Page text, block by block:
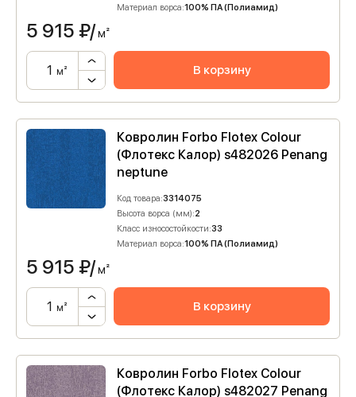
Материал ворса:100% ПА (Полиамид)
5 915 ₽/м²
м² В корзину
Ковролин Forbo Flotex Colour
(Флотекс Калор) s482026 Penang
neptune
Код товара:3314075
Высота ворса (мм):2
Класс износостойкости:33
Материал ворса:100% ПА (Полиамид)
5 915 ₽/м²
м² В корзину
Ковролин Forbo Flotex Colour
(Флотекс Калор) s482027 Penang